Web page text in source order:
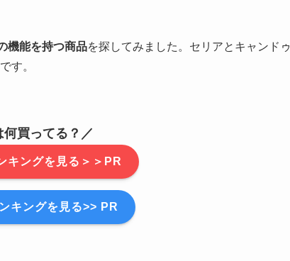
機能を持つ商品を探してみました。セリアとキャンドゥ
す。
買ってる？／
キングを見る＞＞PR
キングを見る>> PR